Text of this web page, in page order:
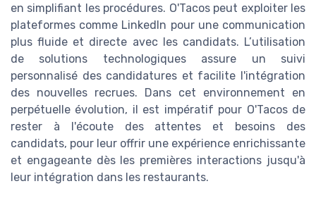
en simplifiant les procédures. O'Tacos peut exploiter les
plateformes comme LinkedIn pour une communication
plus fluide et directe avec les candidats. L’utilisation
de solutions technologiques assure un suivi
personnalisé des candidatures et facilite l'intégration
des nouvelles recrues. Dans cet environnement en
perpétuelle évolution, il est impératif pour O'Tacos de
rester à l'écoute des attentes et besoins des
candidats, pour leur offrir une expérience enrichissante
et engageante dès les premières interactions jusqu'à
leur intégration dans les restaurants.